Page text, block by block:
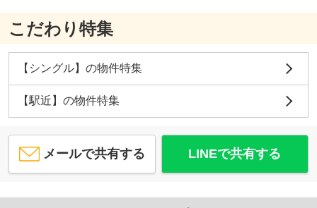
こだわり特集
【シングル】の物件特集
【駅近】の物件特集
メールで共有する LINEで共有する